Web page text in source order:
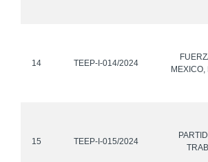
14 TEEP-I-014/2024
15 TEEP-I-015/2024